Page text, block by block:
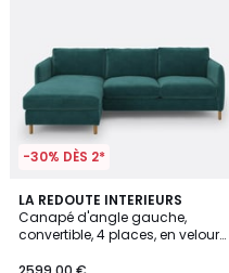
-30% DÈS 2*
LA REDOUTE INTERIEURS
Canapé d'angle gauche,
convertible, 4 places, en velours,
3
Couleurs